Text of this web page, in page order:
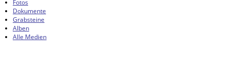
Fotos
Dokumente
Grabsteine
Alben
Alle Medien